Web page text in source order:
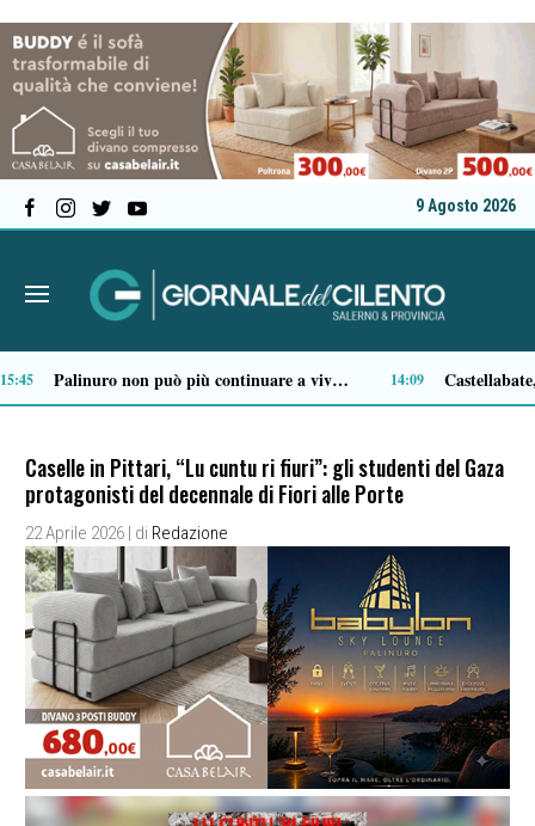
9 Agosto 2026
Vallo della Lucania, furto al “San Luca”: svuotati tre distributori automatici 17:02
Caselle in Pittari, “Lu cuntu ri fiuri”: gli studenti del Gaza
protagonisti del decennale di Fiori alle Porte
22 Aprile 2026 | di Redazione